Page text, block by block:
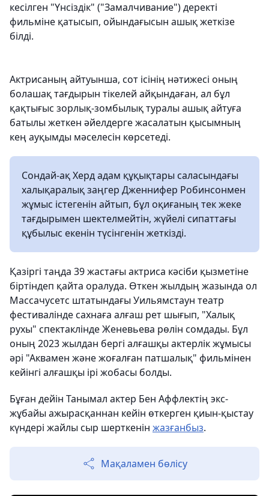
кесілген "Үнсіздік" ("Замалчивание") деректі
фильміне қатысып, ойындағысын ашық жеткізе
білді.
Актрисаның айтуынша, сот ісінің нәтижесі оның
болашақ тағдырын тікелей айқындаған, ал бұл
қақтығыс зорлық-зомбылық туралы ашық айтуға
батылы жеткен әйелдерге жасалатын қысымның
кең ауқымды мәселесін көрсетеді.
Сондай-ақ Херд адам құқықтары саласындағы
халықаралық заңгер Дженнифер Робинсонмен
жұмыс істегенін айтып, бұл оқиғаның тек жеке
тағдырымен шектелмейтін, жүйелі сипаттағы
құбылыс екенін түсінгенін жеткізді.
Қазіргі таңда 39 жастағы актриса кәсіби қызметіне
біртіндеп қайта оралуда. Өткен жылдың жазында ол
Массачусетс штатындағы Уильямстаун театр
фестивалінде сахнаға алғаш рет шығып, "Халық
рухы" спектаклінде Женевьева рөлін сомдады. Бұл
оның 2023 жылдан бергі алғашқы актерлік жұмысы
әрі "Аквамен және жоғалған патшалық" фильмінен
кейінгі алғашқы ірі жобасы болды.
Бұған дейін Танымал актер Бен Аффлектің экс-
жұбайы ажырасқаннан кейін өткерген қиын-қыстау
күндері жайлы сыр шерткенін жазғанбыз.
Мақаламен бөлісу